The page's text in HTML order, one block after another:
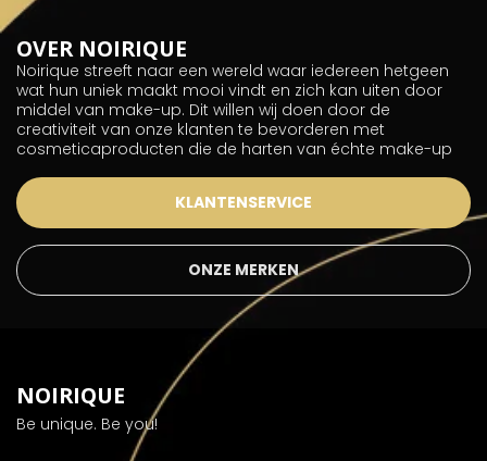
OVER NOIRIQUE
Noirique streeft naar een wereld waar iedereen hetgeen
wat hun uniek maakt mooi vindt en zich kan uiten door
middel van make-up. Dit willen wij doen door de
creativiteit van onze klanten te bevorderen met
cosmeticaproducten die de harten van échte make-up
KLANTENSERVICE
ONZE MERKEN
NOIRIQUE
Be unique. Be you!